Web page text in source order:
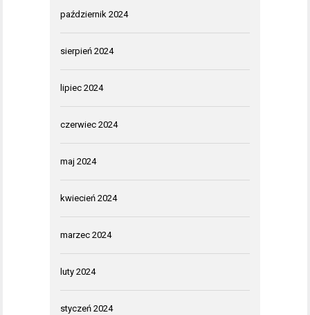
październik 2024
sierpień 2024
lipiec 2024
czerwiec 2024
maj 2024
kwiecień 2024
marzec 2024
luty 2024
styczeń 2024